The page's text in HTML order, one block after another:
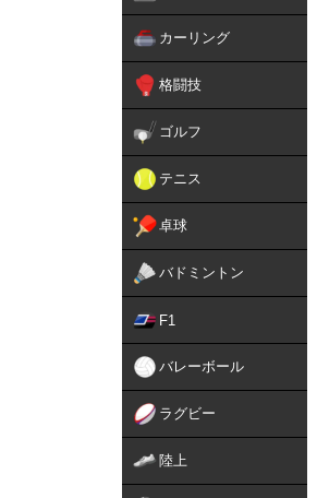
カーリング
格闘技
ゴルフ
テニス
卓球
バドミントン
F1
バレーボール
ラグビー
陸上